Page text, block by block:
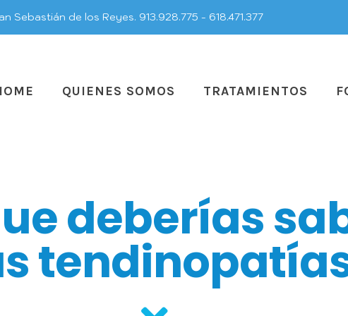
Sebastián de los Reyes. 913.928.775 - 618.471.377
QUIENES SOMOS TRATAMIENTOS
deberías